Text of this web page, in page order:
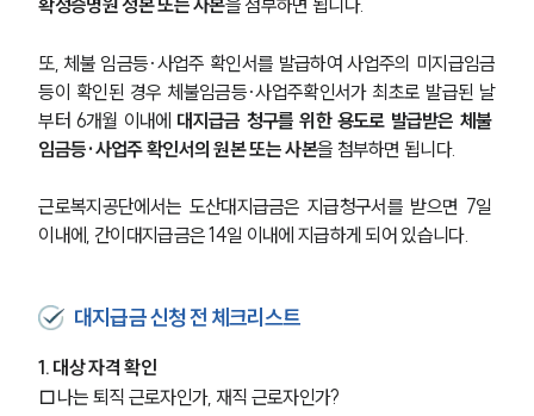
노동산재전문변호사
소식/자료
공지사항
법률 블로그
법률서식
또, 체불 임금등·사업주 확인서를 발급하여 사업주의 미지급임금
등이 확인된 경우 체불임금등·사업주확인서가 최초로 발급된 날
부터 6개월 이내에 대지급금 청구를 위한 용도로 발급받은 체불
임금등·사업주 확인서의 원본 또는 사본을 첨부하면 됩니다.
근로복지공단에서는 도산대지급금은 지급청구서를 받으면 7일
이내에, 간이대지급금은 14일 이내에 지급하게 되어 있습니다.
대지급금 신청 전 체크리스트
1. 대상 자격 확인
□나는 퇴직 근로자인가, 재직 근로자인가?